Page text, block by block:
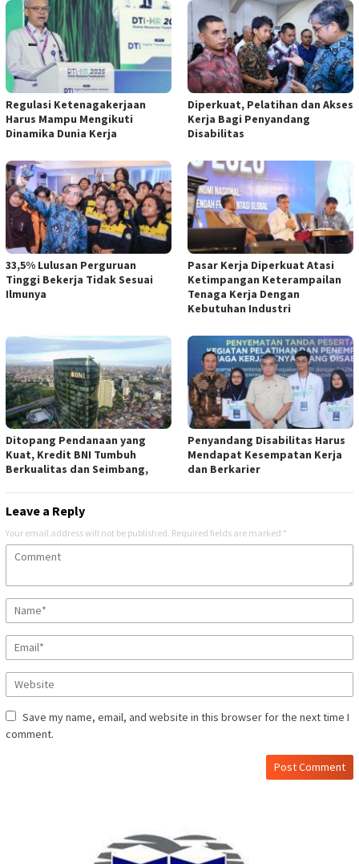
Regulasi Ketenagakerjaan
Harus Mampu Mengikuti
Dinamika Dunia Kerja
Diperkuat, Pelatihan dan Akses
Kerja Bagi Penyandang
Disabilitas
33,5% Lulusan Perguruan
Tinggi Bekerja Tidak Sesuai
Ilmunya
Pasar Kerja Diperkuat Atasi
Ketimpangan Keterampailan
Tenaga Kerja Dengan
Kebutuhan Industri
Ditopang Pendanaan yang
Kuat, Kredit BNI Tumbuh
Berkualitas dan Seimbang,
Penyandang Disabilitas Harus
Mendapat Kesempatan Kerja
dan Berkarier
Leave a Reply
Your email address will not be published. Required fields are marked *
Save my name, email, and website in this browser for the next time I
comment.